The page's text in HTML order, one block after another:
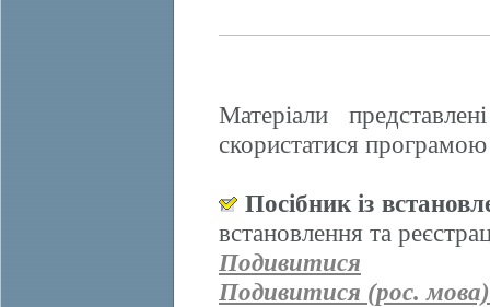
Матеріали
скористатися
Посібник із
встановлення та
Подивитися
Подивитися (рос. мова)